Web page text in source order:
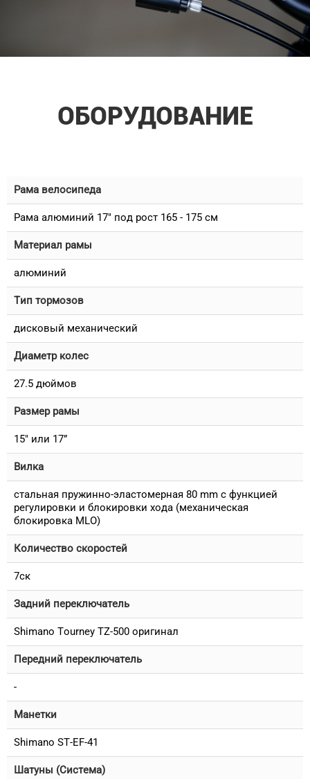
ОБОРУДОВАНИЕ
Рама велосипеда
Рама алюминий 17" под рост 165 - 175 см
Материал рамы
алюминий
Тип тормозов
дисковый механический
Диаметр колес
27.5 дюймов
Размер рамы
15" или 17”
Вилка
стальная пружинно-эластомерная 80 mm с функцией
регулировки и блокировки хода (механическая
блокировка MLO)
Количество скоростей
7ск
Задний переключатель
Shimano Tourney TZ-500 оригинал
Передний переключатель
-
Манетки
Shimano ST-EF-41
Шатуны (Система)